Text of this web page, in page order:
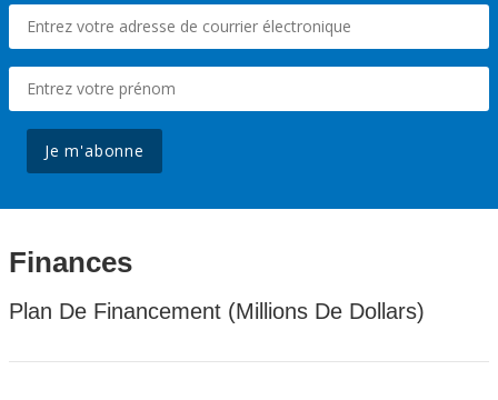
Je m'abonne
Finances
Plan De Financement (Millions De Dollars)